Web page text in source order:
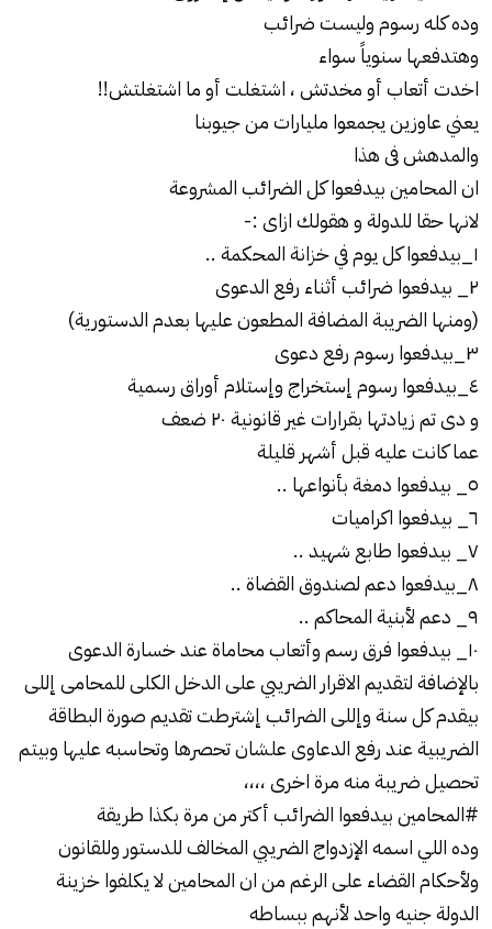
وده كله رسوم وليست ضرائب
وهتدفعها سنوياً سواء
اخدت أتعاب أو مخدتش ، اشتغلت أو ما اشتغلتش!!
يعني عاوزين يجمعوا مليارات من جيوبنا
والمدهش فى هذا
ان المحامين بيدفعوا كل الضرائب المشروعة
لانها حقا للدولة و هقولك ازاى :-
١_بيدفعوا كل يوم في خزانة المحكمة ..
٢_ بيدفعوا ضرائب أثناء رفع الدعوى
(ومنها الضريبة المضافة المطعون عليها بعدم الدستورية)
٣_بيدفعوا رسوم رفع دعوى
٤_بيدفعوا رسوم إستخراج وإستلام أوراق رسمية
و دى تم زيادتها بقرارات غير قانونية ٢٠ ضعف
عما كانت عليه قبل أشهر قليلة
٥_ بيدفعوا دمغة بأنواعها ..
٦_ بيدفعوا اكراميات
٧_ بيدفعوا طابع شهيد ..
٨_بيدفعوا دعم لصندوق القضاة ..
٩_ دعم لأبنية المحاكم ..
١٠_ بيدفعوا فرق رسم وأتعاب محاماة عند خسارة الدعوى
بالإضافة لتقديم الاقرار الضريبي على الدخل الكلى للمحامى إللى
بيقدم كل سنة وإللى الضرائب إشترطت تقديم صورة البطاقة
الضريبية عند رفع الدعاوى علشان تحصرها وتحاسبه عليها وبيتم
تحصيل ضريبة منه مرة اخرى ،،،،
#المحامين بيدفعوا الضرائب أكتر من مرة بكذا طريقة
وده اللي اسمه الإزدواج الضريبي المخالف للدستور وللقانون
ولأحكام القضاء على الرغم من ان المحامين لا يكلفوا خزينة
الدولة جنيه واحد لأنهم ببساطه